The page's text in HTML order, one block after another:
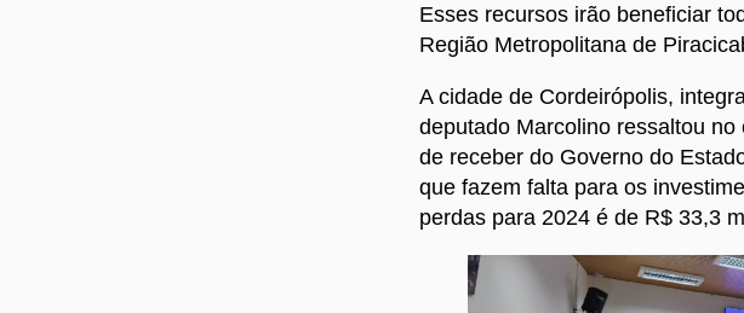
Esses recursos irão beneficiar
Região Metropolitana de
A cidade de Cordeirópolis,
deputado Marcolino ressaltou
de receber do Governo do
que fazem falta para os
perdas para 2024 é de R$ 33,3